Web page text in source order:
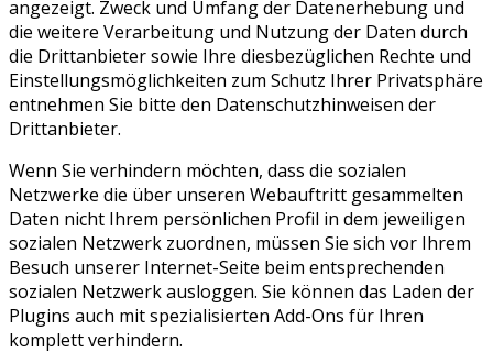
angezeigt. Zweck und Umfang der Datenerhebung und
die weitere Verarbeitung und Nutzung der Daten durch
die Drittanbieter sowie Ihre diesbezüglichen Rechte und
Einstellungsmöglichkeiten zum Schutz Ihrer Privatsphäre
entnehmen Sie bitte den Datenschutzhinweisen der
Drittanbieter.
Wenn Sie verhindern möchten, dass die sozialen
Netzwerke die über unseren Webauftritt gesammelten
Daten nicht Ihrem persönlichen Profil in dem jeweiligen
sozialen Netzwerk zuordnen, müssen Sie sich vor Ihrem
Besuch unserer Internet-Seite beim entsprechenden
sozialen Netzwerk ausloggen. Sie können das Laden der
Plugins auch mit spezialisierten Add-Ons für Ihren
komplett verhindern.